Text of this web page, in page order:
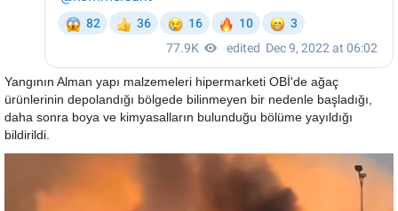
Yangının Alman yapı malzemeleri hipermarketi OBİ'de ağaç
ürünlerinin depolandığı bölgede bilinmeyen bir nedenle başladığı,
daha sonra boya ve kimyasalların bulunduğu bölüme yayıldığı
bildirildi.